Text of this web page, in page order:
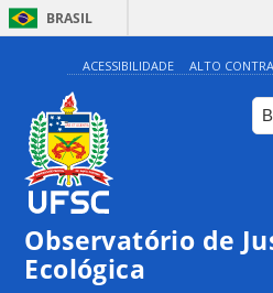
BRASIL
ACESSIBILIDADE ALTO
Observatório de
Ecológica